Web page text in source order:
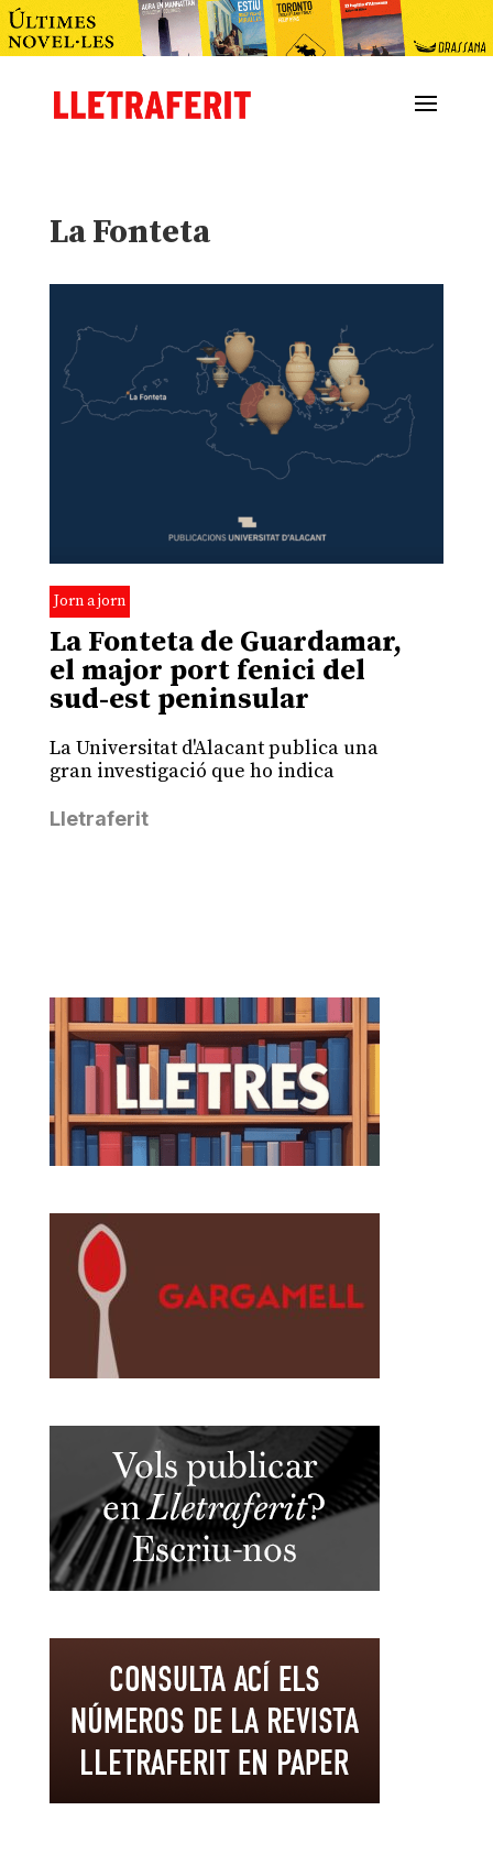
La Fonteta
Jorn a jorn
La Fonteta de Guardamar,
el major port fenici del
sud-est peninsular
La Universitat d'Alacant publica una
gran investigació que ho indica
Lletraferit